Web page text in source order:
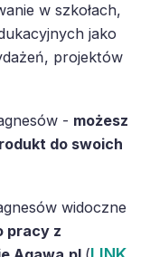
w szkołach,
jako
projektów
- możesz
do swoich
widoczne
pracy z